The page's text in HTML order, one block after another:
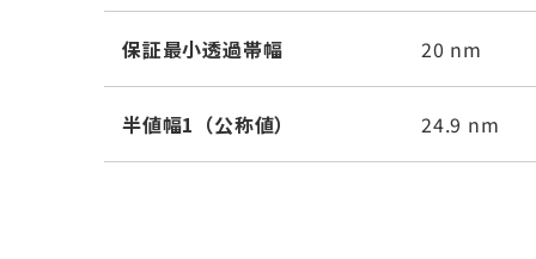
保証最小透過帯幅 20 nm
半値幅1（公称値） 24.9 nm